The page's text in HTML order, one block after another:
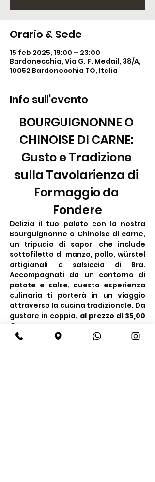
Orario & Sede
15 feb 2025, 19:00 – 23:00
Bardonecchia, Via G. F. Medail, 38/A,
10052 Bardonecchia TO, Italia
Info sull'evento
BOURGUIGNONNE O
CHINOISE DI CARNE:
Gusto e Tradizione
sulla Tavolarienza di
Formaggio da
Fondere
Delizia il tuo palato con la nostra
Bourguignonne o Chinoise di carne,
un tripudio di sapori che include
sottofiletto di manzo, pollo, würstel
artigianali e salsiccia di Bra.
Accompagnati da un contorno di
patate e salse, questa esperienza
culinaria ti porterà in un viaggio
attraverso la cucina tradizionale. Da
gustare in coppia, al prezzo di 35,00
€ a persona.